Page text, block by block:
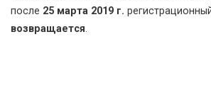
после 25 марта 2019 г.
возвращается